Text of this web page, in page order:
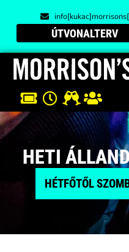
ÚTVONALTERV
HETI
HÉTFŐTŐL